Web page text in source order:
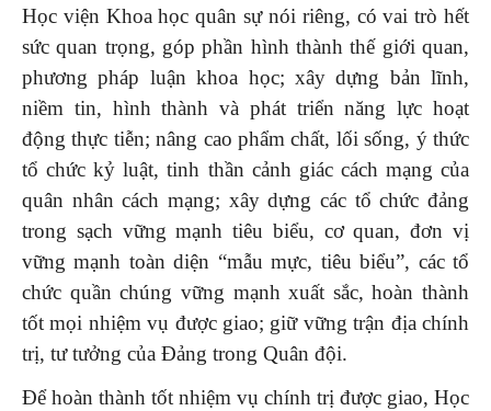
Học viện Khoa học quân sự nói riêng, có vai trò hết
sức quan trọng, góp phần hình thành thế giới quan,
phương pháp luận khoa học; xây dựng bản lĩnh,
niềm tin, hình thành và phát triển năng lực hoạt
động thực tiễn; nâng cao phẩm chất, lối sống, ý thức
tổ chức kỷ luật, tinh thần cảnh giác cách mạng của
quân nhân cách mạng; xây dựng các tổ chức đảng
trong sạch vững mạnh tiêu biểu, cơ quan, đơn vị
vững mạnh toàn diện “mẫu mực, tiêu biểu”, các tổ
chức quần chúng vững mạnh xuất sắc, hoàn thành
tốt mọi nhiệm vụ được giao; giữ vững trận địa chính
trị, tư tưởng của Đảng trong Quân đội.
Để hoàn thành tốt nhiệm vụ chính trị được giao, Học